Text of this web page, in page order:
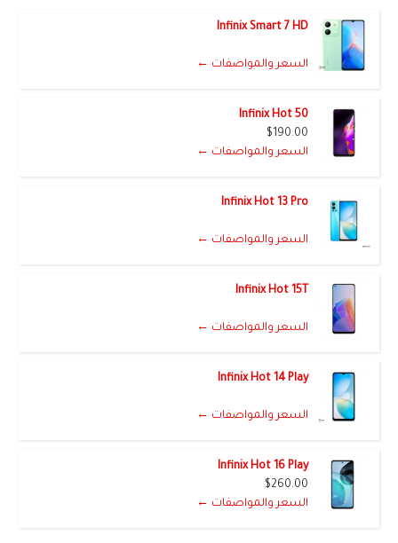
Infinix Smart 7 HD
السعر والمواصفات ←
Infinix Hot 50
$190.00
السعر والمواصفات ←
Infinix Hot 13 Pro
السعر والمواصفات ←
Infinix Hot 15T
السعر والمواصفات ←
Infinix Hot 14 Play
السعر والمواصفات ←
Infinix Hot 16 Play
$260.00
السعر والمواصفات ←